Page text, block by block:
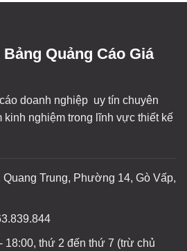
Quảng Cáo Giá
doanh nghiệp uy tín chuyên
nghiệm trong lĩnh vực thiết kế
Trung, Phường 14, Gò Vấp,
18:00, thứ 2 đến thứ 7 (trừ chủ